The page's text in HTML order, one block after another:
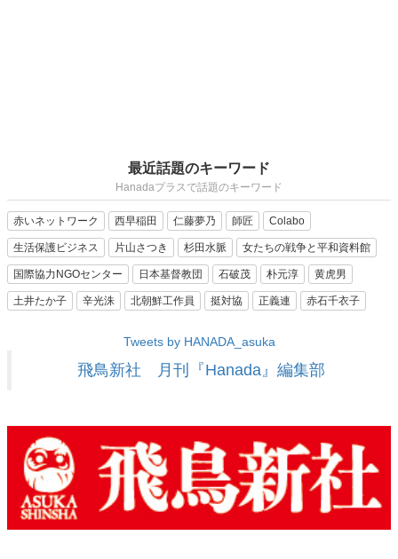
最近話題のキーワード
Hanadaプラスで話題のキーワード
赤いネットワーク 西早稲田 仁藤夢乃 師匠 Colabo
生活保護ビジネス 片山さつき 杉田水脈 女たちの戦争と平和資料館
国際協力NGOセンター 日本基督教団 石破茂 朴元淳 黄虎男
土井たか子 辛光洙 北朝鮮工作員 挺対協 正義連 赤石千衣子
Tweets by HANADA_asuka
飛鳥新社 月刊『Hanada』編集部